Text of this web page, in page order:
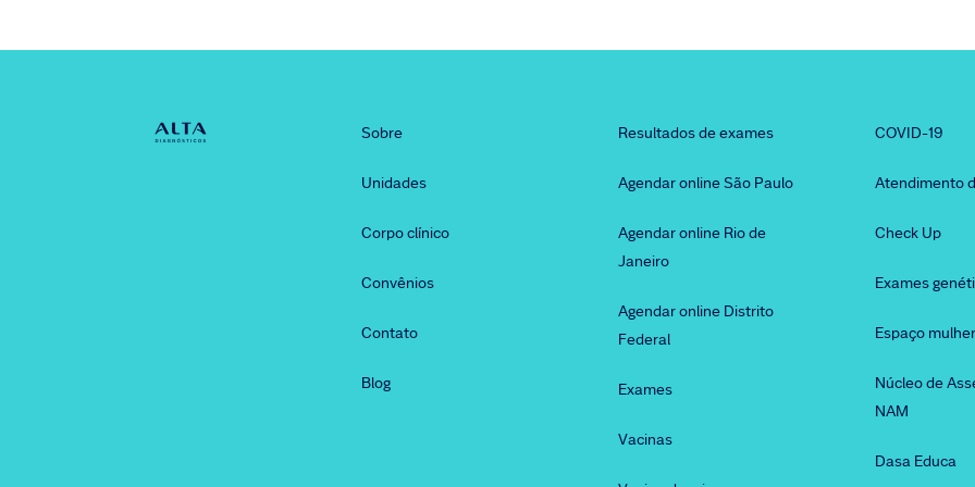
Sobre
Unidades
Corpo clínico
Convênios
Contato
Blog
Resultados de exames
Agendar online São Paulo
Agendar online Rio de
Janeiro
Agendar online Distrito
Federal
Exames
Vacinas
COVID-19
Atendimento
Check Up
Exames
Espaço mulher
Núcleo de
NAM
Dasa Educa